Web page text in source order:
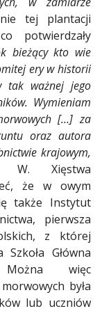
tej plantacji
potwierdzały
bieżący kto wie
ery w historii
tak ważnej jego
Wymieniam
[…] za
oraz autora
krajowym,
W. Xięstwa
że w owym
także Instytut
pierwsza
z której
Główna
Można więc
była
lub uczniów